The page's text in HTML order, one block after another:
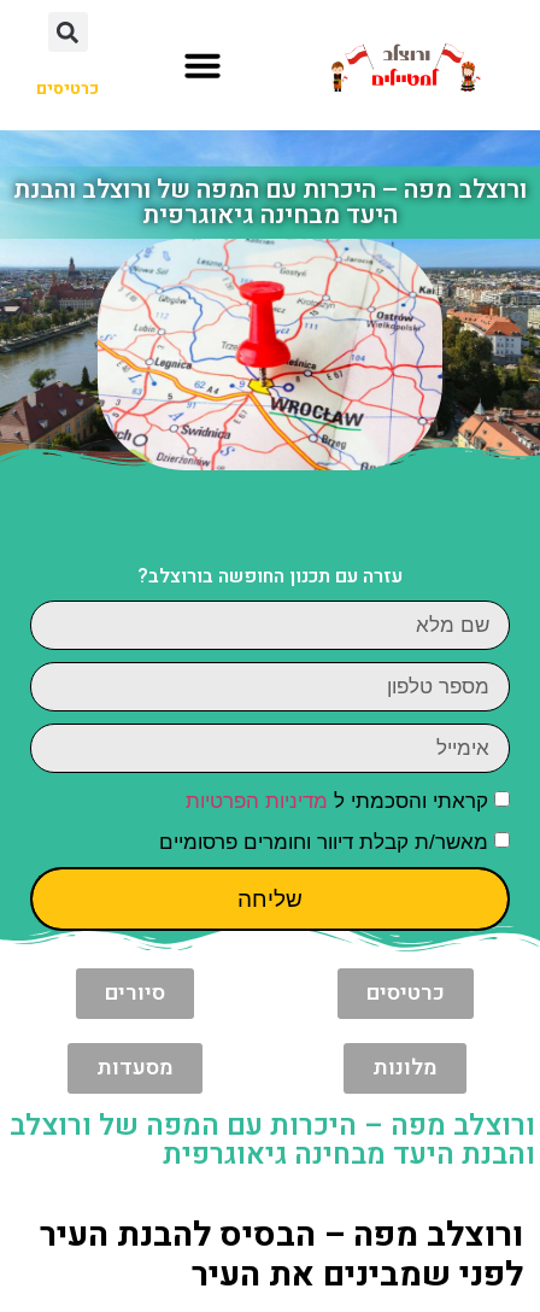
כרטיסים
ורוצלב מפה – היכרות עם המפה של ורוצלב והבנת
היעד מבחינה גיאוגרפית
עזרה עם תכנון החופשה בורוצלב?
קראתי והסכמתי ל מדיניות הפרטיות
מאשר/ת קבלת דיוור וחומרים פרסומיים
שליחה
כרטיסים סיורים
מלונות מסעדות
ורוצלב מפה – היכרות עם המפה של ורוצלב
והבנת היעד מבחינה גיאוגרפית
ורוצלב מפה – הבסיס להבנת העיר
לפני שמבינים את העיר